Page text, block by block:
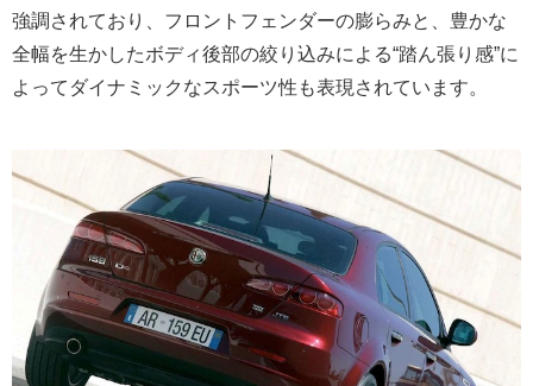
強調されており、フロントフェンダーの膨らみと、豊かな
全幅を生かしたボディ後部の絞り込みによる“踏ん張り感”に
よってダイナミックなスポーツ性も表現されています。